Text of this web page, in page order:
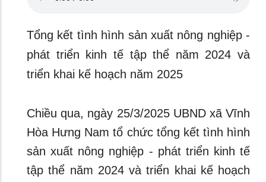
Tổng kết tình hình sản xuất nông nghiệp -
phát triển kinh tế tập thể năm 2024 và
triển khai kế hoạch năm 2025
Chiều qua, ngày 25/3/2025 UBND xã Vĩnh
Hòa Hưng Nam tổ chức tổng kết tình hình
sản xuất nông nghiệp - phát triển kinh tế
tập thể năm 2024 và triển khai kế hoạch